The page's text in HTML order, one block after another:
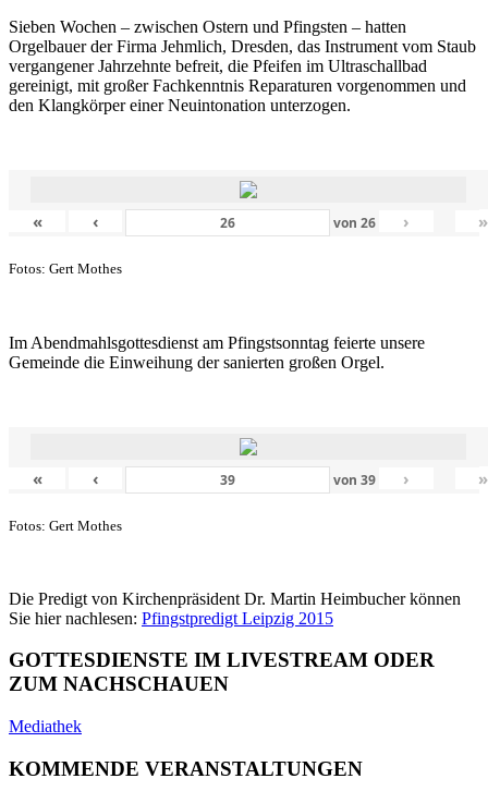
Sieben Wochen – zwischen Ostern und Pfingsten – hatten
Orgelbauer der Firma Jehmlich, Dresden, das Instrument vom Staub
vergangener Jahrzehnte befreit, die Pfeifen im Ultraschallbad
gereinigt, mit großer Fachkenntnis Reparaturen vorgenommen und
den Klangkörper einer Neuintonation unterzogen.
« ‹ von26 › »
Fotos: Gert Mothes
Im Abendmahlsgottesdienst am Pfingstsonntag feierte unsere
Gemeinde die Einweihung der sanierten großen Orgel.
« ‹ von39 › »
Fotos: Gert Mothes
Die Predigt von Kirchenpräsident Dr. Martin Heimbucher können
Sie hier nachlesen: Pfingstpredigt Leipzig 2015
GOTTESDIENSTE IM LIVESTREAM ODER
ZUM NACHSCHAUEN
Mediathek
KOMMENDE VERANSTALTUNGEN